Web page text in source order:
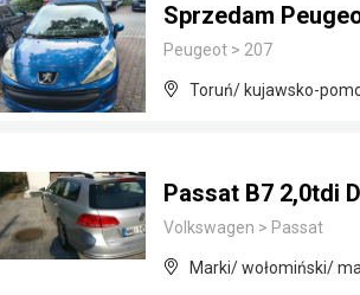
Sprzedam
Peugeot > 207
Toruń/ kujawsko-
Passat B7 2,0tdi
Volkswagen > Passat
Marki/ wołomiński/